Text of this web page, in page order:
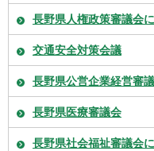
長野県人権政策審議会
交通安全対策会議
長野県公営企業経営審
長野県医療審議会
長野県社会福祉審議会